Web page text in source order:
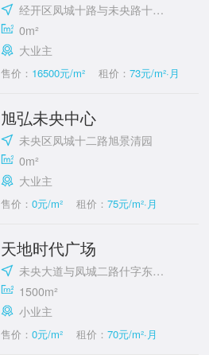
经开区凤城十路与未央路十字东南
0m²
大业主
售价： 16500元/m² 租价： 73元/m²·月
旭弘未央中心
未央区凤城十二路旭景清园
0m²
大业主
售价：0元/m² 租价： 75元/m²·月
天地时代广场
未央大道与凤城二路什字东北角
1500m²
小业主
售价：0元/m² 租价： 70元/m²·月